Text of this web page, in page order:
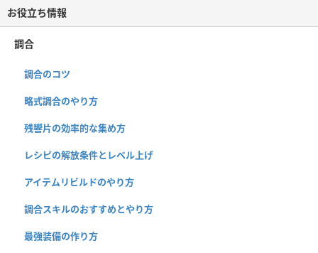
お役立ち情報
調合
調合のコツ
略式調合のやり方
残響片の効率的な集め方
レシピの解放条件とレベル上げ
アイテムリビルドのやり方
調合スキルのおすすめとやり方
最強装備の作り方